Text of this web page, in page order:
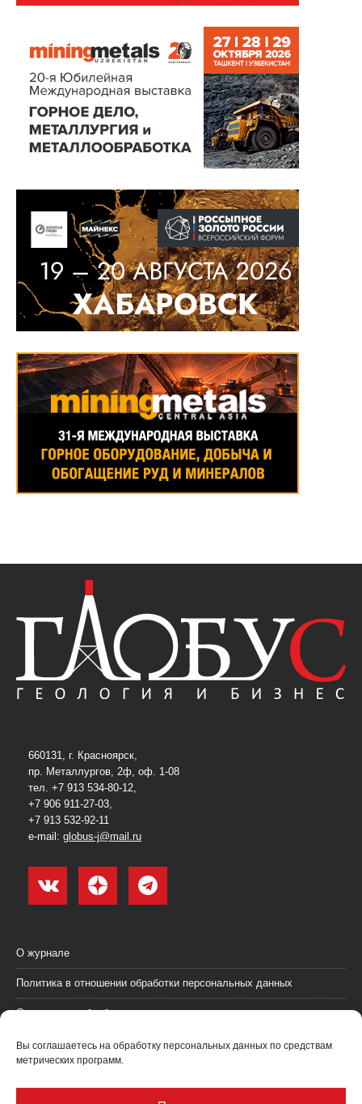
Вы соглашаетесь на обработку персональных данных по средствам
метрических программ.
660131, г. Красноярск,
пр. Металлургов, 2ф, оф. 1-08
тел. +7 913 534-80-12,
+7 906 911-27-03,
+7 913 532-92-11
e-mail: globus-j@mail.ru
О журнале
Политика в отношении обработки персональных данных
Согласие на обработку персональных данных
Пользовательское соглашение (оферта)